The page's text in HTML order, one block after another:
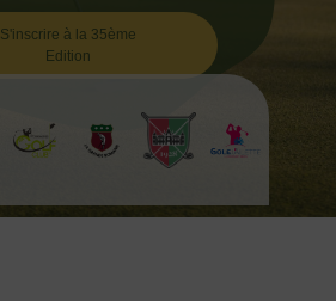
S'inscrire à la 35ème
Edition